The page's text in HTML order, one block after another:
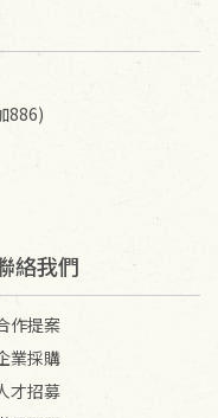
，里仁網購無法
還給消費者，因而
。
886)
絡我們
作提案
業採購
才招募